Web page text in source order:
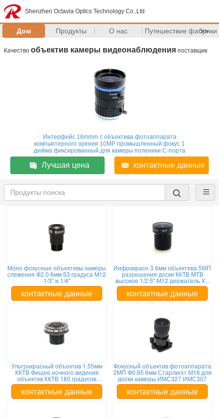
Shenzhen Octavia Optics Technology Co.,Ltd
Дом Продукты О нас Путешествие фабрики
>>
Качество объектив камеры видеонаблюдения поставщик
Интерфейс 16mmm c объектива фотоаппарата
компьютерного зрения 10MP промышленный фокус 1
дюйма фиксированный для камеры поленики C-порта
Лучшая цена контактные данные
Моно фокусные объективы камеры
слежения Ф2.0 6мм 53 градуса М12
1/3" и 1/4"
контактные данные
Инфракрасн 3.6мм объектива 5МП
разрешения доски ККТВ МТВ
высокое 1/2.5" М12 держатель ХД
720П 1080П
контактные данные
Ультракрасный объектив 1.55мм
ККТВ Фишее ночного видения
объектив ККТВ 180 градусов
широкоформатный
контактные данные
Фокусный объектив фотоаппарата
2МП Ф0.95 6мм Старлигхт М16 для
доски камеры ИМС327 ИМС307
контактные данные